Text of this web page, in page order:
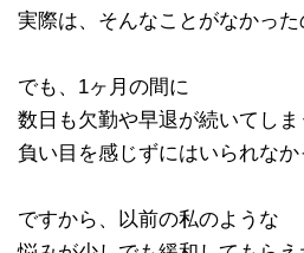
実際は、そんなことがなかった
でも、1ヶ月の間に
数日も欠勤や早退が続いてし
負い目を感じずにはいられなか
ですから、以前の私のような